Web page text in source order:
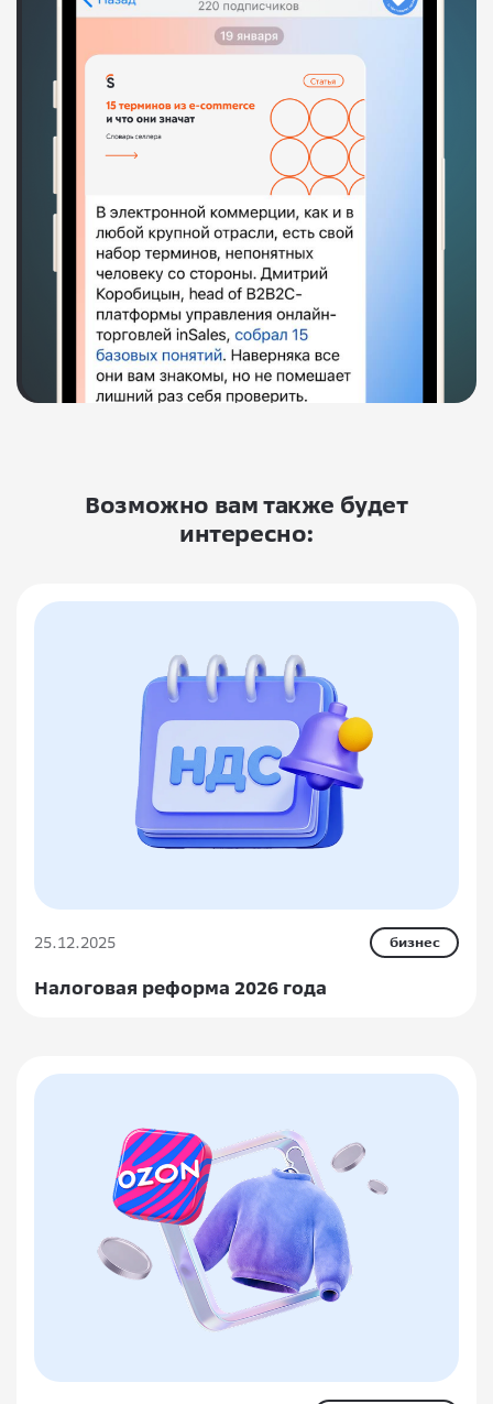
Возможно вам также будет
интересно:
25.12.2025 бизнес
Налоговая реформа 2026 года